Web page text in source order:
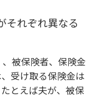
それぞれ異なる
被保険者、保険金
受け取る保険金は
とえば夫が、被保